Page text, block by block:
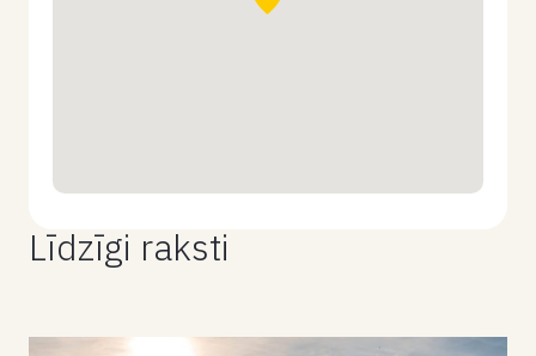
Līdzīgi raksti